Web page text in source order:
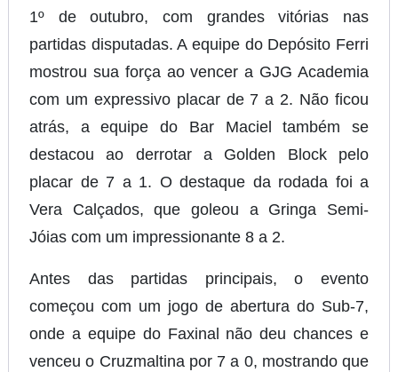
1º de outubro, com grandes vitórias nas
partidas disputadas. A equipe do Depósito Ferri
mostrou sua força ao vencer a GJG Academia
com um expressivo placar de 7 a 2. Não ficou
atrás, a equipe do Bar Maciel também se
destacou ao derrotar a Golden Block pelo
placar de 7 a 1. O destaque da rodada foi a
Vera Calçados, que goleou a Gringa Semi-
Jóias com um impressionante 8 a 2.
Antes das partidas principais, o evento
começou com um jogo de abertura do Sub-7,
onde a equipe do Faxinal não deu chances e
venceu o Cruzmaltina por 7 a 0, mostrando que